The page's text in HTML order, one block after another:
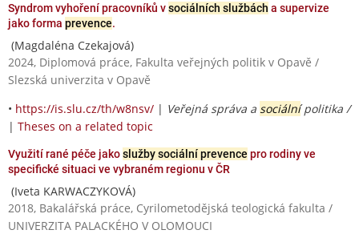
Syndrom vyhoření pracovníků vsociálních službách a supervize
jako forma prevence.
(Magdaléna Czekajová)
2024, Diplomová práce, Fakulta veřejných politik v Opavě /
Slezská univerzita v Opavě
• https://is.slu.cz/th/w8nsv/ | Veřejná správa a sociálnípolitika /
| Theses on a related topic
Využití rané péče jakoslužby sociální prevence pro rodiny ve
specifické situaci ve vybraném regionu v ČR
(Iveta KARWACZYKOVÁ)
2018, Bakalářská práce, Cyrilometodějská teologická fakulta /
UNIVERZITA PALACKÉHO V OLOMOUCI